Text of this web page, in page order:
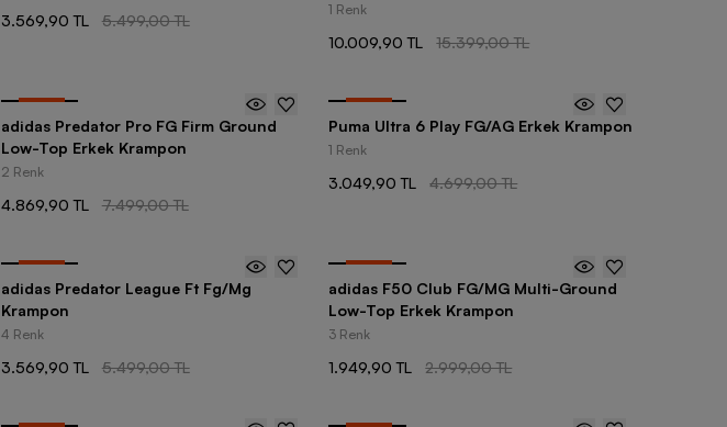
3.569,90 TL 5.499,00 TL
1 Renk
10.009,90 TL 15.399,00 TL
adidas Predator Pro FG Firm Ground
Low-Top Erkek Krampon
2 Renk
4.869,90 TL 7.499,00 TL
Puma Ultra 6 Play FG/AG Erkek Krampon
1 Renk
3.049,90 TL 4.699,00 TL
adidas Predator League Ft Fg/Mg
Krampon
4 Renk
3.569,90 TL 5.499,00 TL
adidas F50 Club FG/MG Multi-Ground
Low-Top Erkek Krampon
3 Renk
1.949,90 TL 2.999,00 TL